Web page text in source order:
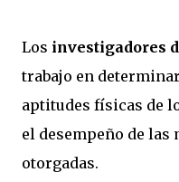
Los investigadores
trabajo en
aptitudes físicas de
el desempeño de las
otorgadas.